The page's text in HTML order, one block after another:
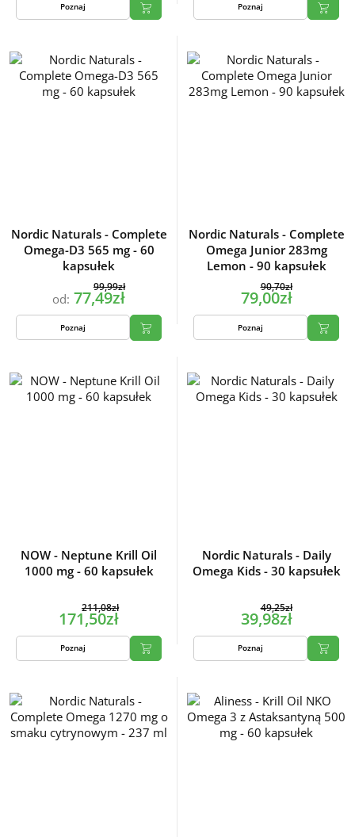
Poznaj Poznaj
Nordic Naturals - Complete
Omega-D3 565 mg - 60
kapsułek
od:
99,99zł
77,49zł
Poznaj
Nordic Naturals - Complete
Omega Junior 283mg
Lemon - 90 kapsułek
90,70zł
79,00zł
Poznaj
NOW - Neptune Krill Oil
1000 mg - 60 kapsułek
211,08zł
171,50zł
Poznaj
Nordic Naturals - Daily
Omega Kids - 30 kapsułek
49,25zł
39,98zł
Poznaj